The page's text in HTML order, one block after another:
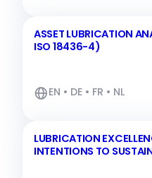
ASSET LUBRICATION
ISO 18436-4)
EN • DE • FR • NL
LUBRICATION
INTENTIONS TO